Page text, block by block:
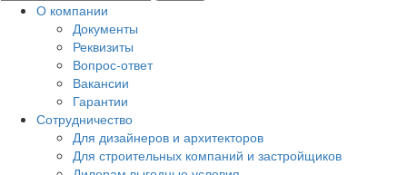
О компании
Документы
Реквизиты
Вопрос-ответ
Вакансии
Гарантии
Сотрудничество
Для дизайнеров и архитекторов
Для строительных компаний и застройщиков